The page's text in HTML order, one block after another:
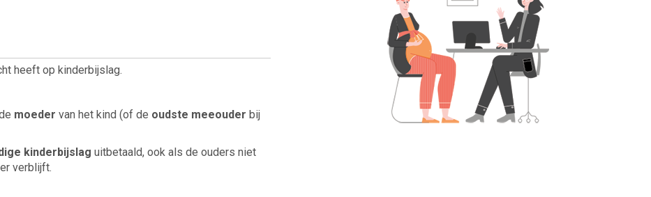
heeft op kinderbijslag.
moeder van het kind (of de oudste meeouder bij
kinderbijslag uitbetaald, ook als de ouders niet
verblijft.